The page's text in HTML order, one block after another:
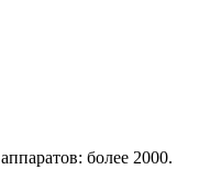
более 2000.